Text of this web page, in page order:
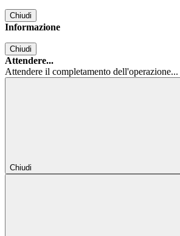
Chiudi
Informazione
Chiudi
Attendere...
Attendere il completamento dell'operazione...
Chiudi